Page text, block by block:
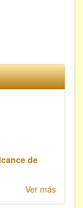
de
Ver más